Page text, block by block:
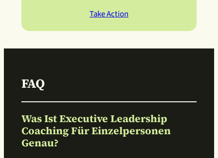
Take Action
FAQ
Was Ist Executive Leadership
Coaching Für Einzelpersonen
Genau?